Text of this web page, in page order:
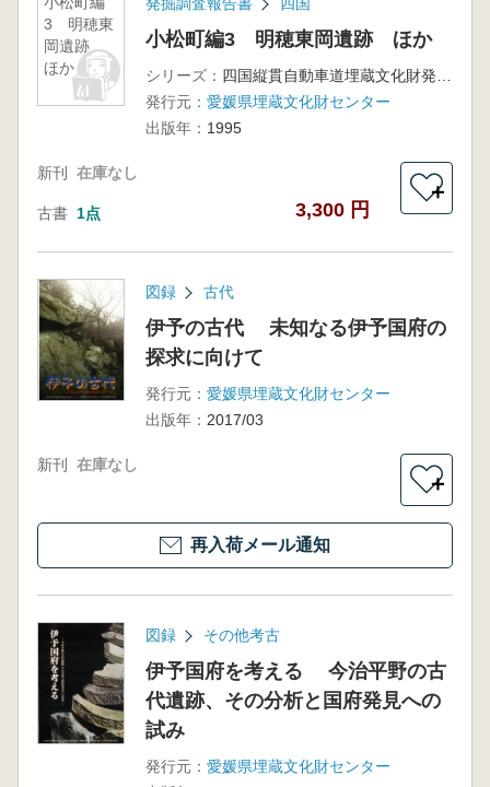
3 明穂東
岡遺跡
ほか
小松町編3 明穂東岡遺跡 ほか
シリーズ：
発行元： 愛媛県埋蔵文化財センター
出版年： 1995
新刊 在庫なし
古書 1点 3,300 円
＋
図録 古代
伊予の古代 未知なる伊予国府の
探求に向けて
発行元： 愛媛県埋蔵文化財センター
出版年： 2017/03
新刊 在庫なし
＋
再入荷メール通知
図録 その他考古
伊予国府を考える 今治平野の古
代遺跡、その分析と国府発見への
試み
発行元： 愛媛県埋蔵文化財センター